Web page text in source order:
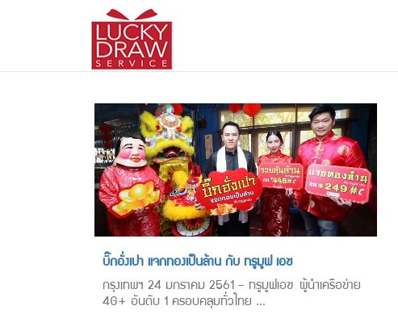
บิ๊กอั่งเปา แจกทองเป็นล้าน กับ ทรูมูฟ เอช
กรุงเทพฯ 24 มกราคม 2561 – ทรูมูฟเอช ผู้นำเครือข่าย
4G+ อันดับ 1 ครอบคลุมทั่วไทย ...